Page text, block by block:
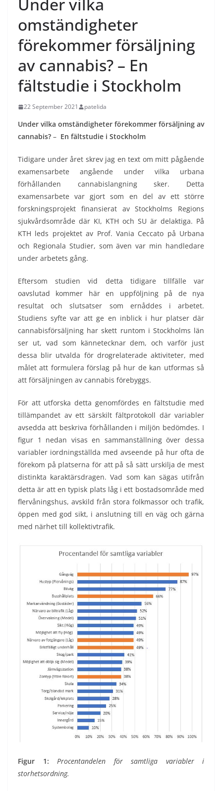
Under vilka
omständigheter
förekommer försäljning
av cannabis? – En
fältstudie i Stockholm
22 September 2021 patelida
Under vilka omständigheter förekommer försäljning av
cannabis? – En fältstudie i Stockholm
Tidigare under året skrev jag en text om mitt pågående
examensarbete angående under vilka urbana
förhållanden cannabislangning sker. Detta
examensarbete var gjort som en del av ett större
forskningsprojekt finansierat av Stockholms Regions
sjukvårdsområde där KI, KTH och SU är delaktiga. På
KTH leds projektet av Prof. Vania Ceccato på Urbana
och Regionala Studier, som även var min handledare
under arbetets gång.
Eftersom studien vid detta tidigare tillfälle var
oavslutad kommer här en uppföljning på de nya
resultat och slutsatser som ernåddes i arbetet.
Studiens syfte var att ge en inblick i hur platser där
cannabisförsäljning har skett runtom i Stockholms län
ser ut, vad som kännetecknar dem, och varför just
dessa blir utvalda för drogrelaterade aktiviteter, med
målet att formulera förslag på hur de kan utformas så
att försäljningen av cannabis förebyggs.
För att utforska detta genomfördes en fältstudie med
tillämpandet av ett särskilt fältprotokoll där variabler
avsedda att beskriva förhållanden i miljön bedömdes. I
figur 1 nedan visas en sammanställning över dessa
variabler iordningställda med avseende på hur ofta de
förekom på platserna för att på så sätt urskilja de mest
distinkta karaktärsdragen. Vad som kan sägas utifrån
detta är att en typisk plats låg i ett bostadsområde med
flervåningshus, avskild från stora folkmassor och trafik,
öppen med god sikt, i anslutning till en väg och gärna
med närhet till kollektivtrafik.
Figur 1: Procentandelen för samtliga variabler i
storhetsordning.